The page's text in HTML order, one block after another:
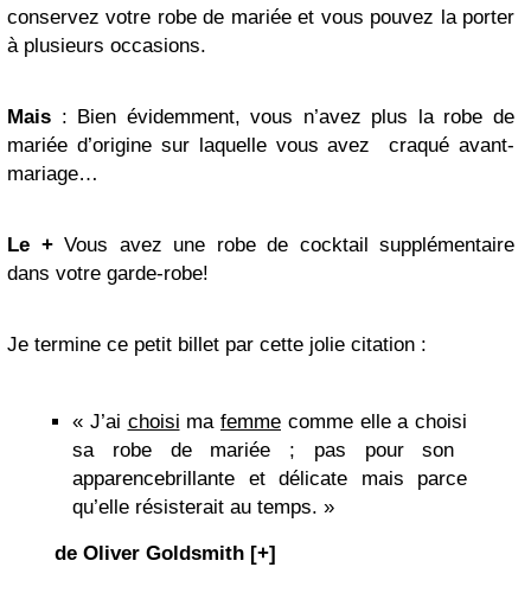
conservez votre robe de mariée et vous pouvez la porter
à plusieurs occasions.
Mais : Bien évidemment, vous n’avez plus la robe de
mariée d’origine sur laquelle vous avez craqué avant-
mariage…
Le + Vous avez une robe de cocktail supplémentaire
dans votre garde-robe!
Je termine ce petit billet par cette jolie citation :
« J’ai choisi ma femme comme elle a choisi
sa robede mariée ; pas pour son
apparencebrillante et délicate mais parce
qu’elle résisterait au temps. »
de Oliver Goldsmith [+]